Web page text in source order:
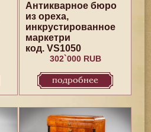
Антикварное бюро
из ореха,
инкрустированное
маркетри
код. VS1050
302`000 RUB
подробнее